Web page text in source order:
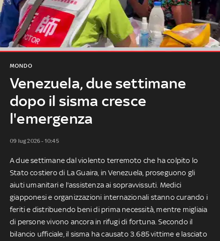
Venezuela, due settimane
dopo il sisma cresce
l'emergenza
MONDO
09 lug 2026 - 10:45
A due settimane dal violento terremoto che ha colpito lo
Stato costiero di La Guaira, in Venezuela, proseguono gli
aiuti umanitari e l'assistenza ai sopravvissuti. Medici
giapponesi e organizzazioni internazionali stanno curando i
feriti e distribuendo beni di prima necessità, mentre migliaia
di persone vivono ancora in rifugi di fortuna. Secondo il
bilancio ufficiale, il sisma ha causato 3.685 vittime e lasciato